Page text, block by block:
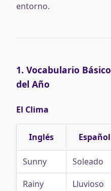
entorno.
1. Vocabulario
del Año
El Clima
Inglés Español
Sunny
Soleado
Rainy
Lluvioso